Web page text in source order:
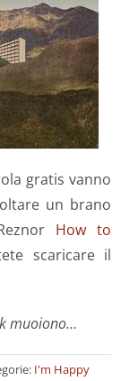
gratis vanno
un brano
How to
scaricare il
muoiono…
I'm Happy